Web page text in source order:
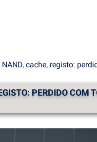
NAND, cache, registo:
PERDIDO COM